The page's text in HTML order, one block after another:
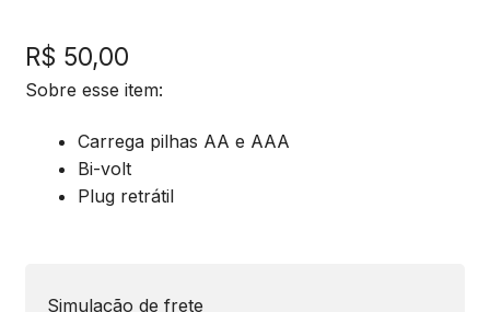
R$ 50,00
Sobre esse item:
Carrega pilhas AA e AAA
Bi-volt
Plug retrátil
Simulação de frete